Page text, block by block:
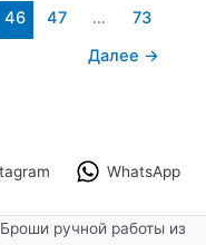
46 47 …
73
Далее →
WhatsApp
ручной работы из